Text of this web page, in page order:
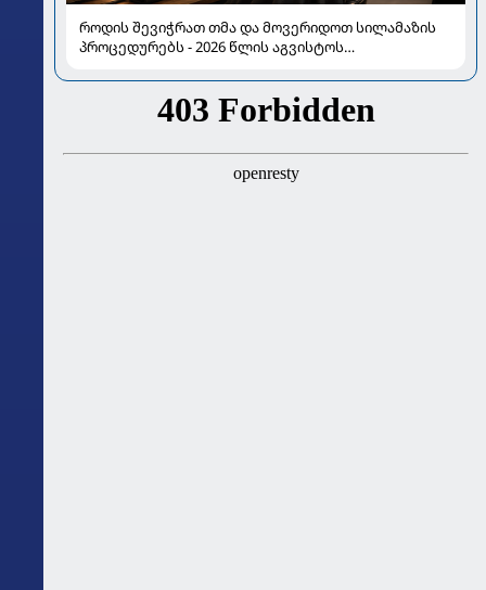
როდის შევიჭრათ თმა და მოვერიდოთ სილამაზის
პროცედურებს - 2026 წლის აგვისტოს